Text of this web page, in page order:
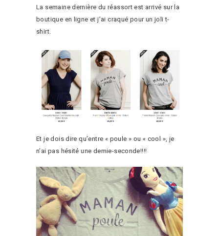
La semaine dernière du réassort est arrivé sur la
boutique en ligne et j’ai craqué pour un joli t-
shirt.
Et je dois dire qu’entre « poule » ou « cool », je
n’ai pas hésité une demie-seconde!!!!